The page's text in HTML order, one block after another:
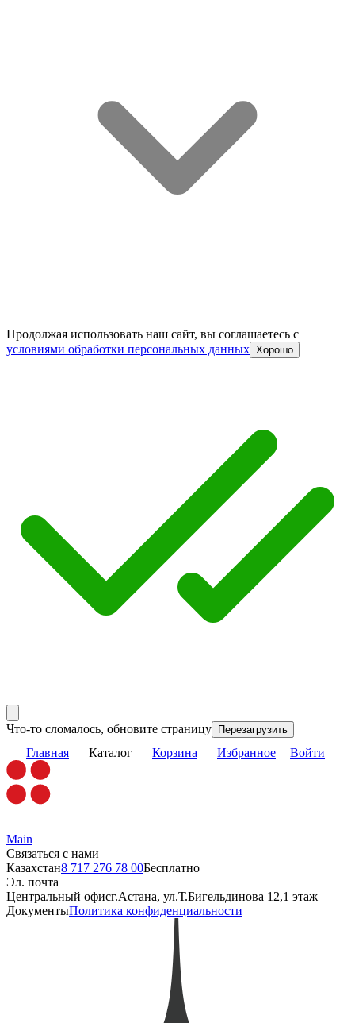
Продолжая использовать наш сайт, вы соглашаетесь c
условиями обработки персональных данных Хорошо
Что-то сломалось, обновите страницу Перезагрузить
Главная Каталог Корзина Избранное Войти
Main
Связаться с нами
Казахстан8 717 276 78 00Бесплатно
Эл. почта
Центральный офисг.Астана, ул.Т.Бигельдинова 12,1 этаж
ДокументыПолитика конфиденциальности